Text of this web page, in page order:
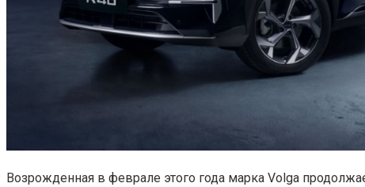
Возрожденная в феврале этого года марка Volga